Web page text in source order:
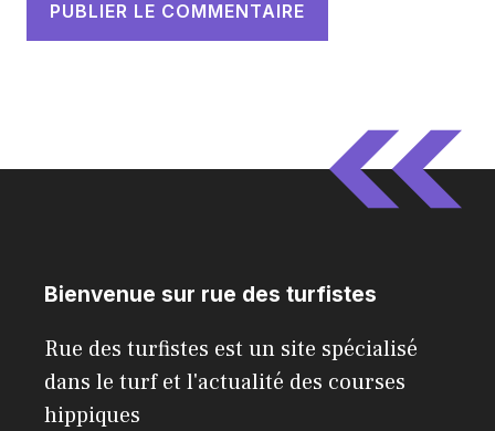
Bienvenue sur rue des turfistes
Rue des turfistes est un site spécialisé
dans le turf et l'actualité des courses
hippiques